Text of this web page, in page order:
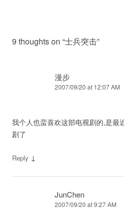
9 thoughts on “士兵突击”
漫步
2007/09/20 at 12:07 AM
我个人也蛮喜欢这部电视剧的,是最
剧了
Reply ↓
JunChen
2007/09/20 at 9:27 AM